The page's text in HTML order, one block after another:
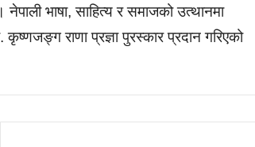
भाषा, साहित्य र समाजको उत्थानमा
राणा प्रज्ञा पुरस्कार प्रदान गरिएको